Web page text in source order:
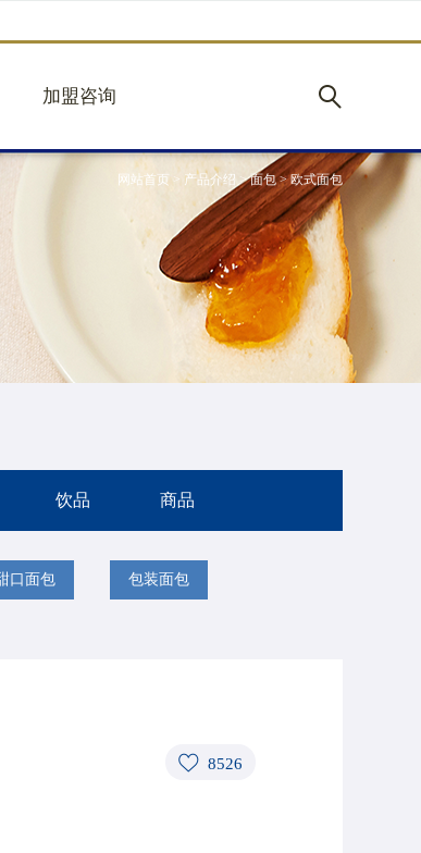
加盟咨询
网站首页 > 产品介绍 >面包>欧式面包
饮品 商品
口面包 包装面包
8526